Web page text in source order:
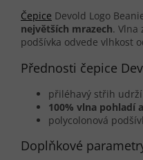
Čepice Devold Logo
největších mrazech. Vlna
podšívka odvede vlhkost
Přednosti čepice
přiléhavý střih
100% vlna pohladí
polycolonová
Doplňkové